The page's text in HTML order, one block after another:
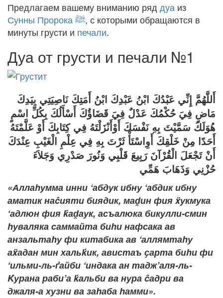
Предлагаем вашему вниманию ряд дуа из
Сунны Пророка ﷺ, с которыми обращаются в
минуты грусти и печали.
Дуа от грусти и печали №1
أَللَّهُمَّ إِنِّي عَبْدُكَ ابْنُ عَبْدِكَ ابْنُ أَمَتِكَ نَاصِيَتِي بِيَدِكَ
مَاضٍ فِيَ حُكْمُكَ عَدْلٌ فِيَ قَضَاؤُكَ أَسْأَلُكَ بِكُلِّ اسْمٍ
هُوَلَكَ سَمَّيْتَ بِهِ نَفْسَكَ أَوْأَنْزَلْتَهُ فِي كِتَابِكَ أَوْ عَلَّمْتَهُ
أَحَدًا مِنْ خَلْقِكَ أَوِاسْتَأْ ثَرْتَ بِهِ فِي عِلْمِ الْغَيْبِ عِنْدَكَ
أَنْ تَجْعَلَ الْقُرْآنَ رَبِيعَ قَلْبِي وَنُورَ صَدْرِي وَجَلاَءَ
حُزْنِي وَذَهَابَ هَمِّي
«Аллаhумма инни ‘абдук ибну ‘абдик ибну
аматик наĉияти биядик, маḓин фия ẍукмука
‘адлюн фия ḱаḓаук, асъалюка бикулли-смин
hуваляка саммайта биhи нафсака ав
анзальтаhу фи китабика ав ‘аллямтаhу
аẍадан мин хальḱик, авистаъ ҫарта биhи фи
‘ильми-ль-ґайби ‘индака ан тадж’аля-ль-
Ḱурана раби’а ḱальби ва нура ĉадри ва
джаля-а хузни ва заhаба hамми».